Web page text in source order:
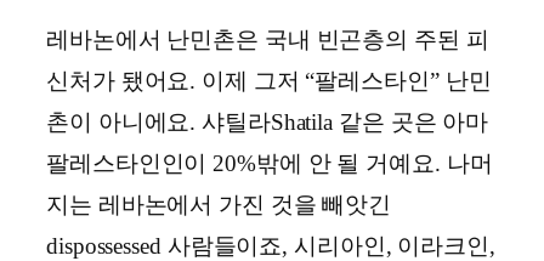
레바논에서 난민촌은 국내 빈곤층의 주된 피
신처가 됐어요. 이제 그저 “팔레스타인” 난민
촌이 아니에요. 샤틸라Shatila 같은 곳은 아마
팔레스타인인이 20%밖에 안 될 거예요. 나머
지는 레바논에서 가진 것을 빼앗긴
dispossessed 사람들이죠, 시리아인, 이라크인,